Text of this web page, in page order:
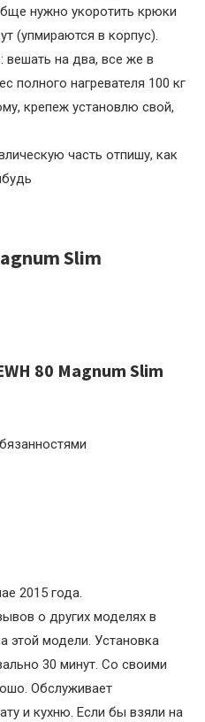
нужно укоротить крюки
(упмираются в корпус).
вешать на два, все же в
полного нагревателя 100 кг
крепеж установлю свой,
часть отпишу, как
Slim
80 Magnum Slim
2015 года.
о других моделях в
этой модели. Установка
30 минут. Со своими
Обслуживает
и кухню. Если бы взяли на